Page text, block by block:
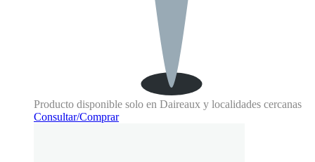
Producto disponible solo en Daireaux y localidades cercanas
Consultar/Comprar